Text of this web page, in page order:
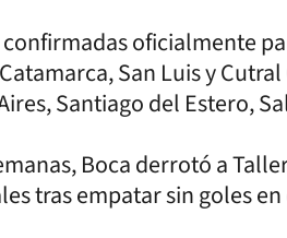
confirmadas oficialmente
San Luis y
Santiago del Estero,
Boca derrotó a
tras empatar sin goles